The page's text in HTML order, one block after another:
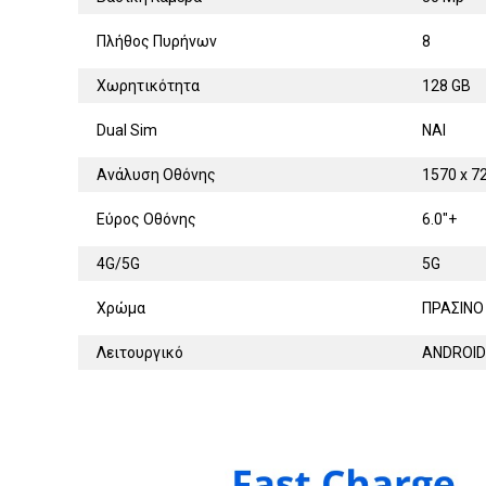
Πλήθος Πυρήνων 8
Χωρητικότητα 128 GB
Dual Sim ΝΑΙ
Ανάλυση Οθόνης 1570 x
Εύρος Οθόνης 6.0"+
4G/5G 5G
Χρώμα ΠΡΑΣΙΝΟ
Λειτουργικό